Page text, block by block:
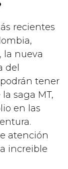
recientes
la nueva
del
tener
saga MT,
en las
atención
increible